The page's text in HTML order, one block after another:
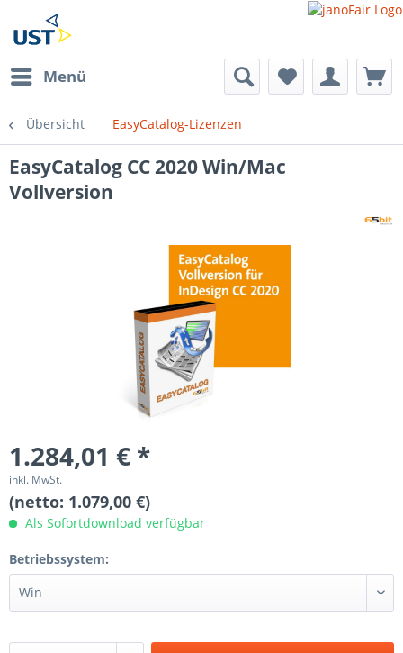
Menü
Übersicht EasyCatalog-Lizenzen
EasyCatalog CC 2020 Win/Mac
Vollversion
1.284,01 € *
inkl. MwSt.
(netto: 1.079,00 €)
Als Sofortdownload verfügbar
Betriebssystem: